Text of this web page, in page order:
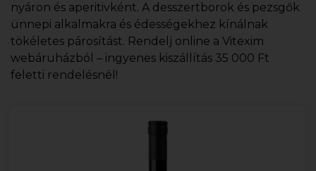
nyáron és aperitivként. A desszertborok és pezsgők
ünnepi alkalmakra és édességekhez kínálnak
tökéletes párosítást. Rendelj online a Vitexim
webáruházból – ingyenes kiszállítás 35 000 Ft
feletti rendelésnél!